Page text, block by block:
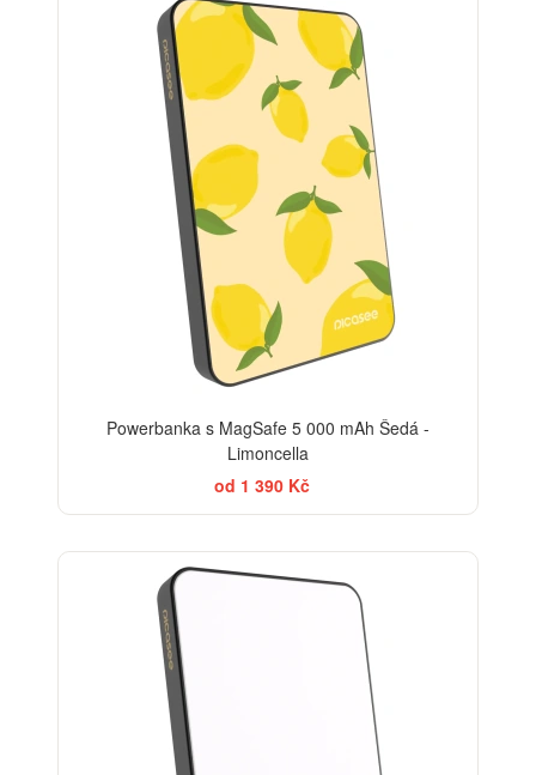
Powerbanka s MagSafe 5 000 mAh Šedá -
Limoncella
od 1 390 Kč